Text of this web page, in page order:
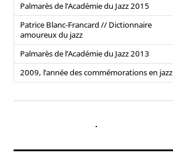
Palmarès de l’Académie du Jazz 2015
Patrice Blanc-Francard // Dictionnaire
amoureux du jazz
Palmarès de l’Académie du Jazz 2013
2009, l’année des commémorations en jazz